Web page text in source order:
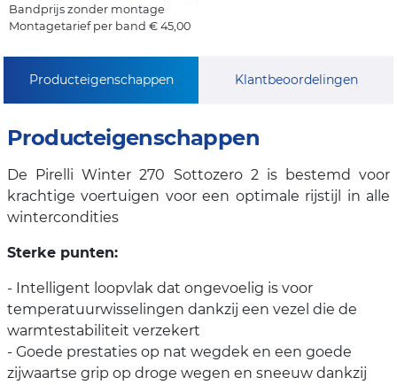
Bandprijs zonder montage
Montagetarief per band € 45,00
Producteigenschappen Klantbeoordelingen
Producteigenschappen
De Pirelli Winter 270 Sottozero 2 is bestemd voor
krachtige voertuigen voor een optimale rijstijl in alle
wintercondities
Sterke punten:
- Intelligent loopvlak dat ongevoelig is voor
temperatuurwisselingen dankzij een vezel die de
warmtestabiliteit verzekert
- Goede prestaties op nat wegdek en een goede
zijwaartse grip op droge wegen en sneeuw dankzij